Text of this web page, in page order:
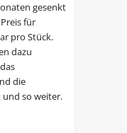
gesenkt
für
pro Stück.
dazu
die
so weiter.